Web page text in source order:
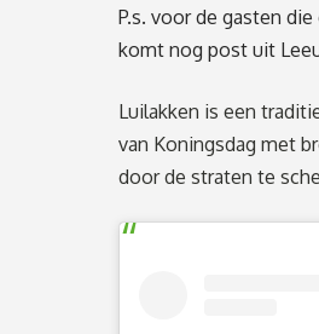
P.s. voor de gasten
komt nog post uit
Luilakken is een
van Koningsdag met
door de straten te